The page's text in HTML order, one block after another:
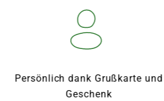
Persönlich dank Grußkarte und
Geschenk